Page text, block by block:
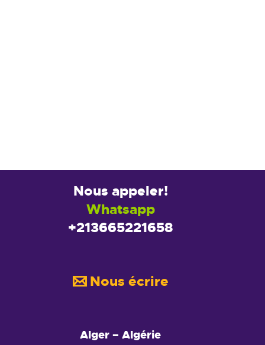
Nous appeler!
Whatsapp
+213665221658
Nous écrire
Alger – Algérie